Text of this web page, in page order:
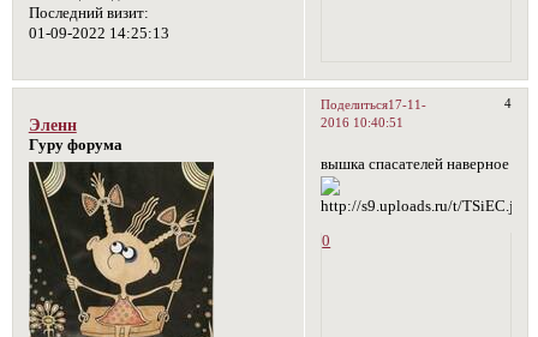
Последний визит:
01-09-2022 14:25:13
Поделиться 4
17-11-
2016 10:40:51
Эленн
Гуру форума
вышка спасателей наверное
0